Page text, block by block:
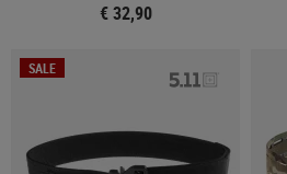
€ 32,90
SALE